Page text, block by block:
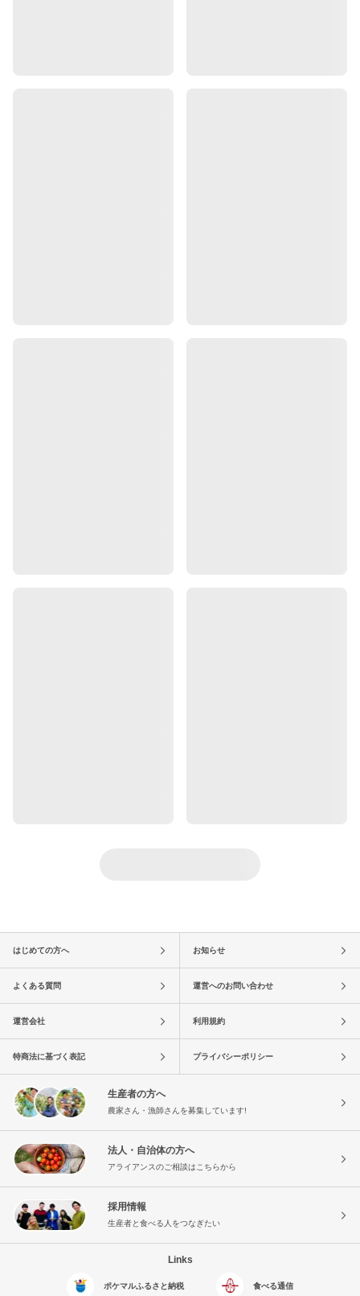
はじめての方へ お知らせ
よくある質問 運営へのお問い合わせ
運営会社 利用規約
特商法に基づく表記 プライバシーポリシー
生産者の方へ
農家さん・漁師さんを募集しています!
法人・自治体の方へ
アライアンスのご相談はこちらから
採用情報
生産者と食べる人をつなぎたい
Links
ポケマルふるさと納税 食べる通信